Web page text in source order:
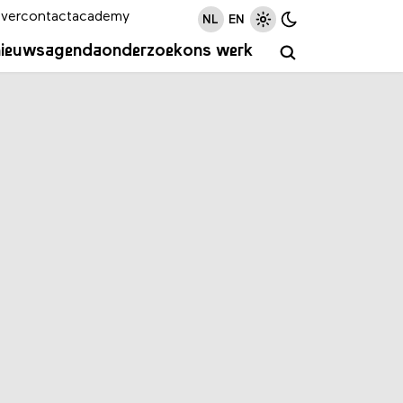
agendaonderzoekons werk
contactacademy NL EN